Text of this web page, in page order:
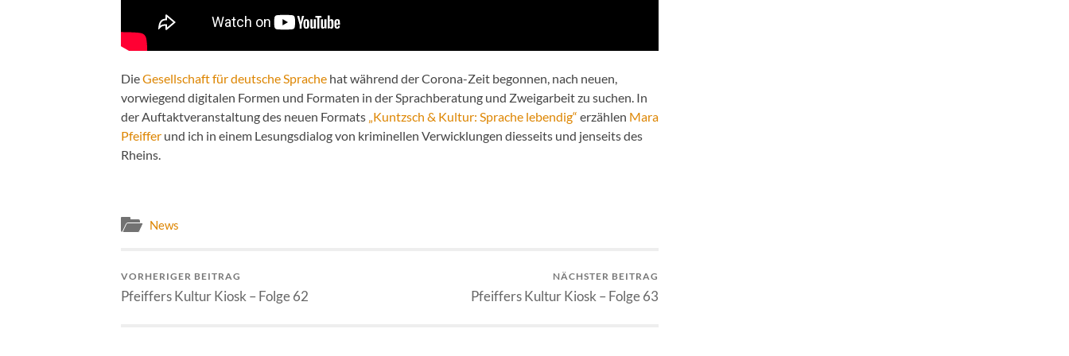
DieGesellschaft für deutsche Sprache hat während der Corona-Zeit begonnen, nach neuen,
vorwiegend digitalen Formen und Formaten in der Sprachberatung und Zweigarbeit zu suchen. In
der Auftaktveranstaltung des neuen Formats „Kuntzsch & Kultur: Sprache lebendig“ erzählen Mara
Pfeiffer und ich in einem Lesungsdialog von kriminellen Verwicklungen diesseits und jenseits des
Rheins.
News
VORHERIGER BEITRAG
Pfeiffers Kultur Kiosk – Folge 62
NÄCHSTER BEITRAG
Pfeiffers Kultur Kiosk – Folge 63